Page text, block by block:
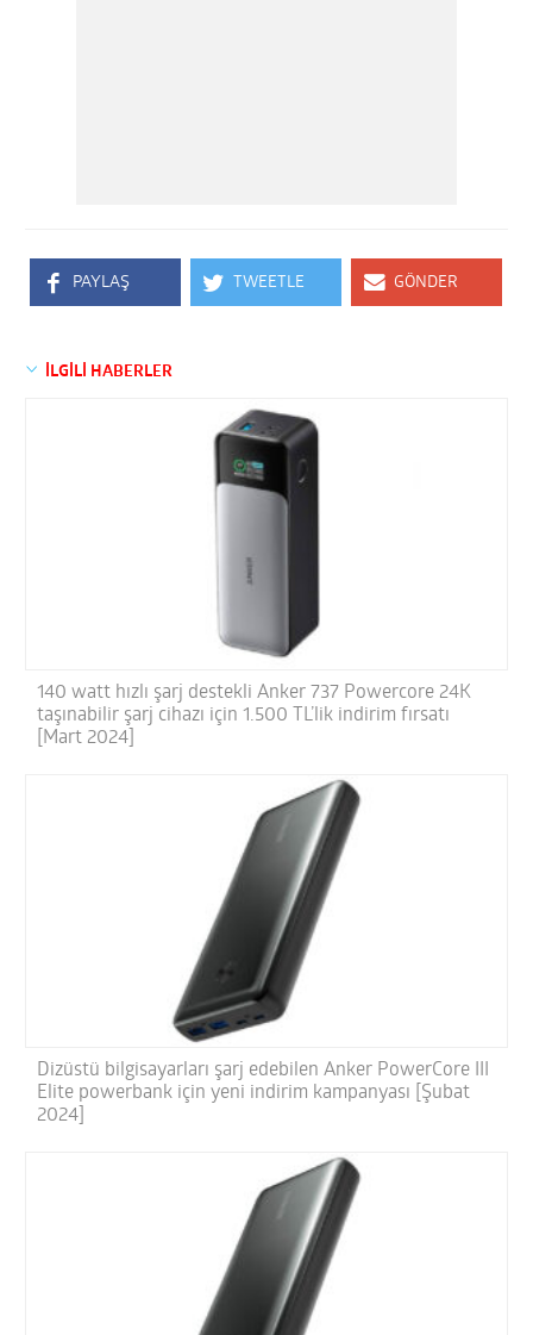
PAYLAŞ TWEETLE GÖNDER
İLGİLİ HABERLER
140 watt hızlı şarj destekli Anker 737 Powercore 24K
taşınabilir şarj cihazı için 1.500 TL’lik indirim fırsatı
[Mart 2024]
Dizüstü bilgisayarları şarj edebilen Anker PowerCore III
Elite powerbank için yeni indirim kampanyası [Şubat
2024]